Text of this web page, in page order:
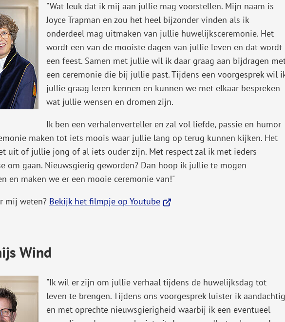
"Wat leuk dat ik mij aan jullie mag voorstellen. Mijn naam is
Joyce Trapman en zou het heel bijzonder vinden als ik
onderdeel mag uitmaken van jullie huwelijksceremonie. Het
wordt een van de mooiste dagen van jullie leven en dat wordt
een feest. Samen met jullie wil ik daar graag aan bijdragen
een ceremonie die bij jullie past. Tijdens een voorgesprek wil
jullie graag leren kennen en kunnen we met elkaar bespreken
wat jullie wensen en dromen zijn.
Ik ben een verhalenverteller en zal vol liefde, passie en humor
maken tot iets moois waar jullie lang op terug kunnen kijken. Het
uit of jullie jong of al iets ouder zijn. Met respect zal ik met ieders
om gaan. Nieuwsgierig geworden? Dan hoop ik jullie te mogen
en maken we er een mooie ceremonie van!"
mij weten? Bekijk het filmpje op Youtube(Verwijst
Wind
"Ik wil er zijn om jullie verhaal tijdens de huwelijksdag tot
leven te brengen. Tijdens ons voorgesprek luister ik aandachtig
en met oprechte nieuwsgierigheid waarbij ik een eventueel